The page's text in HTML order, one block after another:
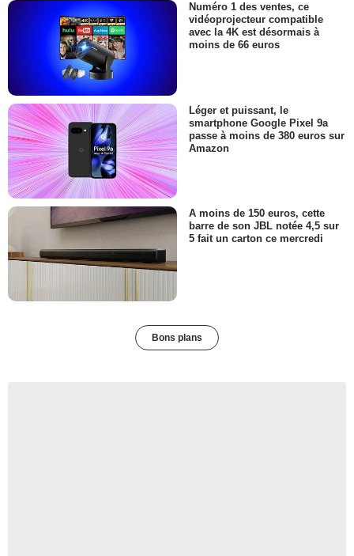
Numéro 1 des ventes, ce
vidéoprojecteur compatible
avec la 4K est désormais à
moins de 66 euros
Léger et puissant, le
smartphone Google Pixel 9a
passe à moins de 380 euros sur
Amazon
A moins de 150 euros, cette
barre de son JBL notée 4,5 sur
5 fait un carton ce mercredi
Bons plans